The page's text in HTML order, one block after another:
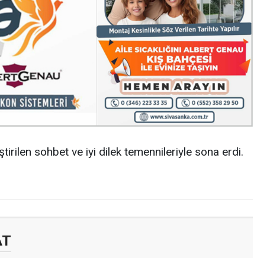
sohbet ve iyi dilek temennileriyle sona erdi.